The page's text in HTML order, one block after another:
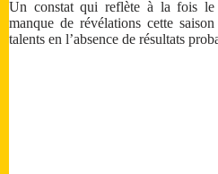
Un constat qui reflète à la fois le
manque de révélations cette
talents en l’absence de résultats